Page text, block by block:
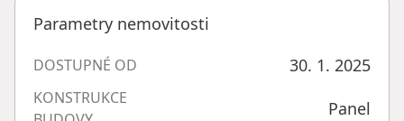
Parametry nemovitosti
DOSTUPNÉ OD 30. 1. 2025
KONSTRUKCE
Panel